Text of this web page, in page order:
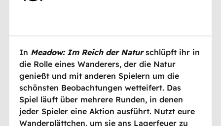
In Meadow: Im Reich der Naturschlüpft ihr in
die Rolle eines Wanderers, der die Natur
genießt und mit anderen Spielern um die
schönsten Beobachtungen wetteifert. Das
Spiel läuft über mehrere Runden, in denen
jeder Spieler eine Aktion ausführt. Nutzt eure
Wanderplättchen, um sie ans Lagerfeuer zu